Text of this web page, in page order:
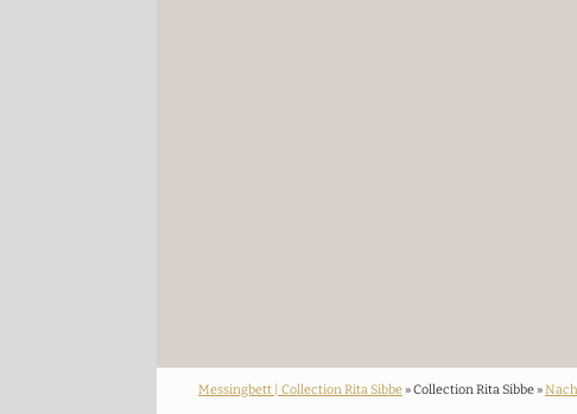
Messingbett | Collection Rita Sibbe» Collection Rita Sibbe »